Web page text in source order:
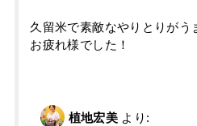
久留米で素敵なやりとりが
お疲れ様でした！
植地宏美 より: